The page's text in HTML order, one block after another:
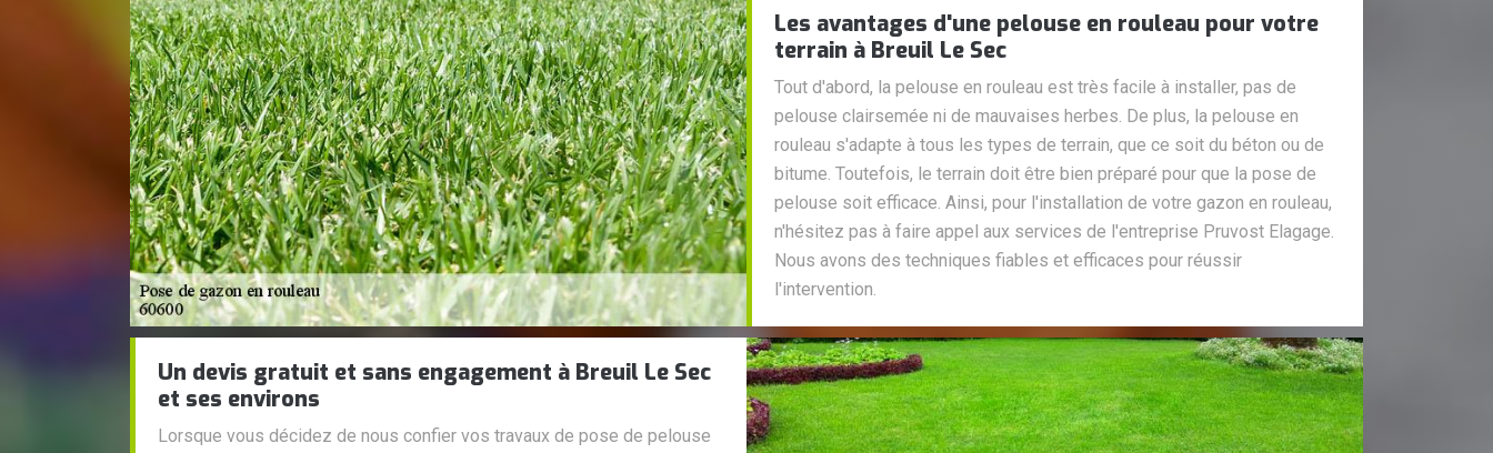
Les avantages d'une pelouse en rouleau pour votre
terrain à Breuil Le Sec
Tout d'abord, la pelouse en rouleau est très facile à installer, pas de
pelouse clairsemée ni de mauvaises herbes. De plus, la pelouse en
rouleau s'adapte à tous les types de terrain, que ce soit du béton ou de
bitume. Toutefois, le terrain doit être bien préparé pour que la pose de
pelouse soit efficace. Ainsi, pour l'installation de votre gazon en rouleau,
n'hésitez pas à faire appel aux services de l'entreprise Pruvost Elagage.
Nous avons des techniques fiables et efficaces pour réussir
l'intervention.
Un devis gratuit et sans engagement à Breuil Le Sec
et ses environs
Lorsque vous décidez de nous confier vos travaux de pose de pelouse